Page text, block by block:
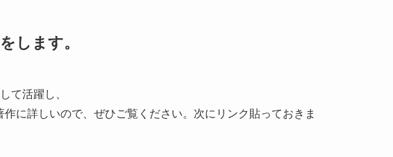
します。
て活躍し、
に詳しいので、ぜひご覧ください。次にリンク貼っておきま